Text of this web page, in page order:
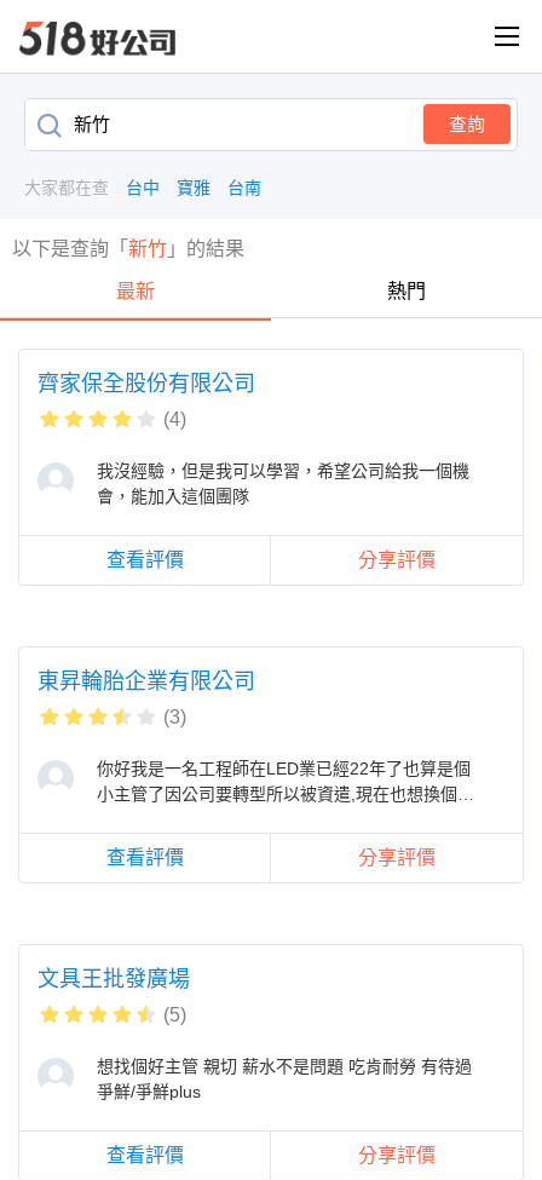
查詢
大家都在查 台中 寶雅 台南
以下是查詢「 新竹 」的結果
最新 熱門
齊家保全股份有限公司
(4)
我沒經驗，但是我可以學習，希望公司給我一個機
會，能加入這個團隊
查看評價 分享評價
東昇輪胎企業有限公司
(3)
你好我是一名工程師在LED業已經22年了也算是個
小主管了因公司要轉型所以被資遣,現在也想換個行
查看評價 分享評價
文具王批發廣場
(5)
想找個好主管 親切 薪水不是問題 吃肯耐勞 有待過
爭鮮/爭鮮plus
查看評價 分享評價